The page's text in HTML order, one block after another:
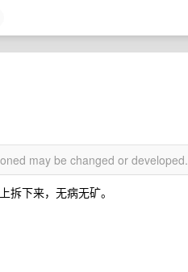
may be changed or developed.
拆下来，无病无矿。